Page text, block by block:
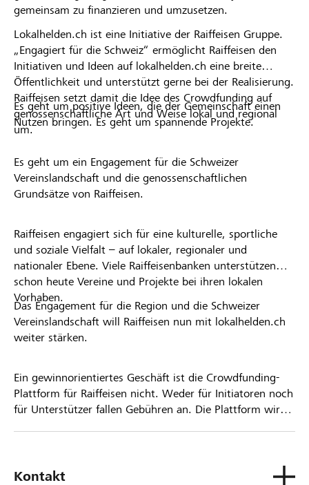
gemeinsam zu finanzieren und umzusetzen.
Lokalhelden.ch ist eine Initiative der Raiffeisen Gruppe.
„Engagiert für die Schweiz“ ermöglicht Raiffeisen den
Initiativen und Ideen auf lokalhelden.ch eine breite
Öffentlichkeit und unterstützt gerne bei der Realisierung.
Raiffeisen setzt damit die Idee des Crowdfunding auf
genossenschaftliche Art und Weise lokal und regional
um.
Es geht um positive Ideen, die der Gemeinschaft einen
Nutzen bringen. Es geht um spannende Projekte.
Es geht um ein Engagement für die Schweizer
Vereinslandschaft und die genossenschaftlichen
Grundsätze von Raiffeisen.
Raiffeisen engagiert sich für eine kulturelle, sportliche
und soziale Vielfalt – auf lokaler, regionaler und
nationaler Ebene. Viele Raiffeisenbanken unterstützen
schon heute Vereine und Projekte bei ihren lokalen
Vorhaben.
Das Engagement für die Region und die Schweizer
Vereinslandschaft will Raiffeisen nun mit lokalhelden.ch
weiter stärken.
Ein gewinnorientiertes Geschäft ist die Crowdfunding-
Plattform für Raiffeisen nicht. Weder für Initiatoren noch
für Unterstützer fallen Gebühren an. Die Plattform wird
Kontakt